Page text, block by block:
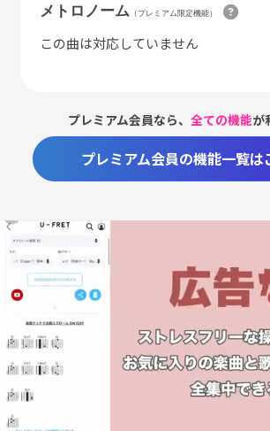
メトロノーム （プレミアム限定機能）
この曲は対応していません
プレミアム会員なら、全ての機能が
プレミアム会員の機能一覧は